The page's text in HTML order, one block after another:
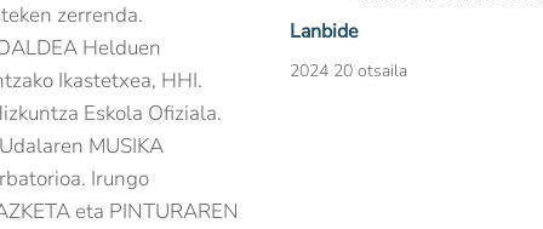
zerrenda.
Helduen
Ikastetxea, HHI.
Eskola Ofiziala.
MUSIKA
Irungo
eta PINTURAREN
Lanbide
2024 20 otsaila